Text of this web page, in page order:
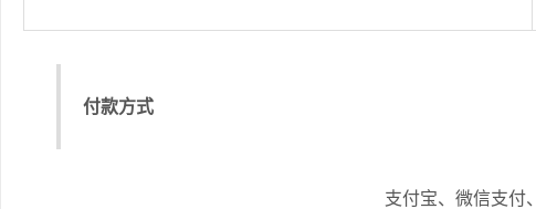
付款方式
支付宝、微信支付